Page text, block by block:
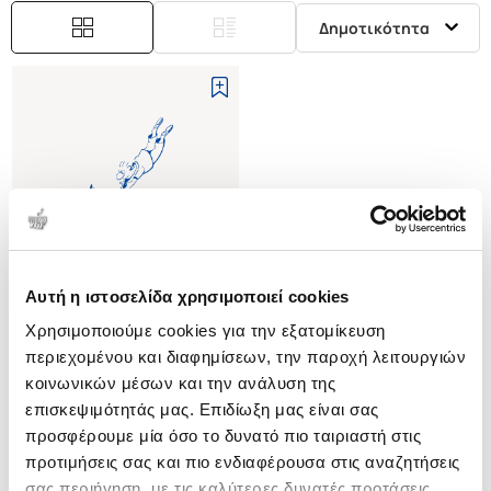
Αυτή η ιστοσελίδα χρησιμοποιεί cookies
Χρησιμοποιούμε cookies για την εξατομίκευση
περιεχομένου και διαφημίσεων, την παροχή λειτουργιών
κοινωνικών μέσων και την ανάλυση της
επισκεψιμότητάς μας. Επιδίωξη μας είναι σας
προσφέρουμε μία όσο το δυνατό πιο ταιριαστή στις
προτιμήσεις σας και πιο ενδιαφέρουσα στις αναζητήσεις
Δημοτικότητα
Εξαντλημένο
(0)
(H/B) THE ARCHITECTURE POP-
UP BOOK
RADEVSKI ANTON
Κωδ. Πολιτείας:4634-1094